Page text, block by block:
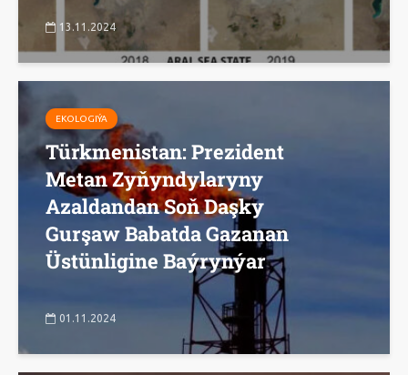
13.11.2024
EKOLOGIÝA
Türkmenistan: Prezident
Metan Zyňyndylaryny
Azaldandan Soň Daşky
Gurşaw Babatda Gazanan
Üstünligine Baýrynýar
01.11.2024